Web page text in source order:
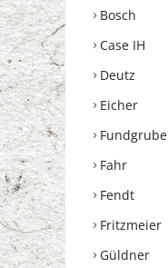
Bosch
Case IH
Deutz
Eicher
Fundgrube
Fahr
Fendt
Fritzmeier
Güldner